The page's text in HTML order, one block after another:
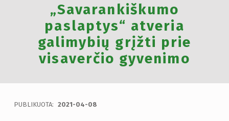
VILNIAUS RAJONO SAVIVALDYBĖS CENTRINĖ BIBLIOTEKA KVIEČIA VISUS PRISIJUNGTI PRIE VISUOTINĖS PILIETINĖS INICIATYVOS „ATMINTIS GYVA, NES LIUDIJA“ IR UŽDEGTI ATMINIMO.
„Savarankiškumo
paslaptys“ atveria
galimybių grįžti prie
visaverčio gyvenimo
PUBLIKUOTA: 2021-04-08